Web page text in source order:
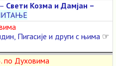
Свети Козма и Дамјан –
Пигасије и други с њима ☞
по Духовима